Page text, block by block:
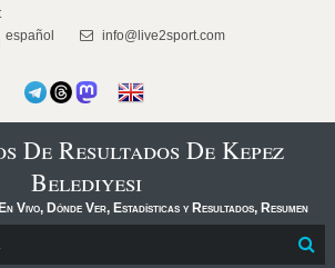
español info@live2sport.com
De Resultados De Kepez
Belediyesi
Vivo, Dónde Ver, Estadísticas y Resultados, Resumen